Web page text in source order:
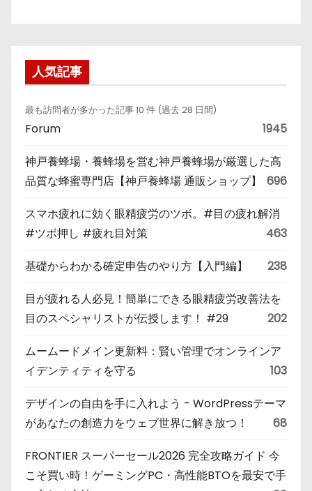
人気記事
最も訪問者が多かった記事 10 件 (過去 28 日間)
Forum 1945
神戸養蜂場・養蜂場を営む神戸養蜂場が厳選した高
品質な蜂蜜専門店【神戸養蜂場 通販ショップ】
696
スマホ疲れに効く眼精疲労のツボ。#目の疲れ解消
#ツボ押し #疲れ目対策
463
基礎からわかる確定申告のやり方【入門編】 238
目が疲れる人必見！簡単にできる眼精疲労改善法を
目のスペシャリストが伝授します！ #29
202
ムームードメイン更新料：賢い管理でオンラインア
イデンティティを守る
103
デザインの自由を手に入れよう - WordPressテーマ
があなたの創造力をウェブ世界に解き放つ！
68
FRONTIER スーパーセール2026 完全攻略ガイド 今
こそ買い時！ゲーミングPC・高性能BTOを最安で手